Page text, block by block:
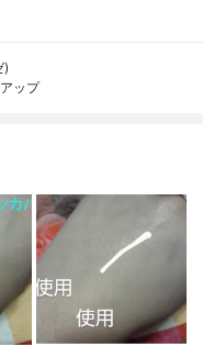
)
ップ